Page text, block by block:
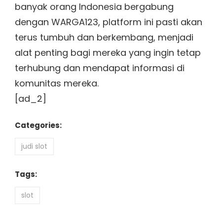
banyak orang Indonesia bergabung
dengan WARGA123, platform ini pasti akan
terus tumbuh dan berkembang, menjadi
alat penting bagi mereka yang ingin tetap
terhubung dan mendapat informasi di
komunitas mereka.
[ad_2]
Categories:
judi slot
Tags:
slot